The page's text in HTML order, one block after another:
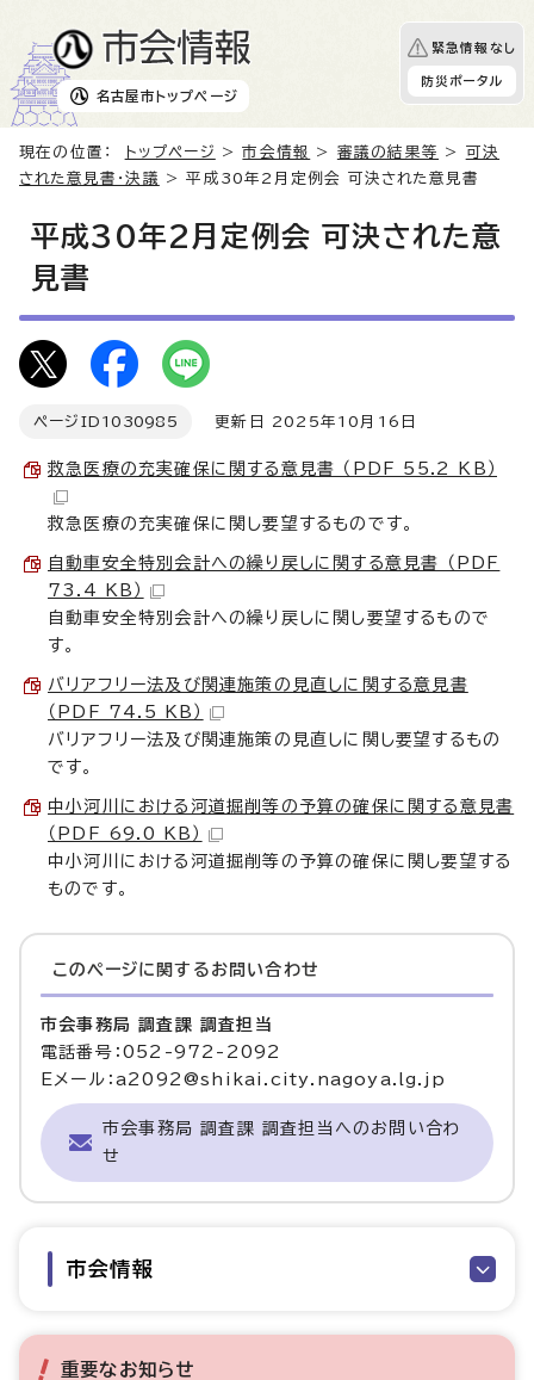
名古屋市 トップページ
緊急情報なし
防災ポータル
現在の位置： トップページ >市会情報 > 審議の結果等 > 可決
された意見書・決議
> 平成30年2月定例会 可決された意見書
平成30年2月定例会 可決された意
見書
ページID 1030985 更新日 2025年10月16日
救急医療の充実確保に関する意見書 （PDF 55.2 KB）
救急医療の充実確保に関し要望するものです。
自動車安全特別会計への繰り戻しに関する意見書 （PDF
73.4 KB）
自動車安全特別会計への繰り戻しに関し要望するもので
す。
バリアフリー法及び関連施策の見直しに関する意見書
（PDF 74.5 KB）
バリアフリー法及び関連施策の見直しに関し要望するもの
です。
中小河川における河道掘削等の予算の確保に関する意見書
（PDF 69.0 KB）
中小河川における河道掘削等の予算の確保に関し要望する
ものです。
このページに関する お問い合わせ
市会事務局 調査課 調査担当
電話番号：052-972-2092
Eメール：a2092@shikai.city.nagoya.lg.jp
市会事務局 調査課 調査担当へのお問い合わ
せ
市会情報
重要なお知らせ